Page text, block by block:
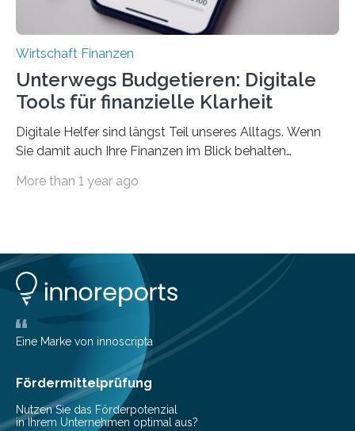
Wirtschaft Finanzen
Unterwegs Budgetieren: Digitale
Tools für finanzielle Klarheit
Digitale Helfer sind längst Teil unseres Alltags. Wenn
Sie damit auch Ihre Finanzen im Blick behalten
die genau das ermöglichen: Sie helfen Ihnen, Ausgaben
Lösungen interessieren. 1. Multibanking-Tools: Alle
Konten auf einen Blick Viele Banken bieten bereits in
ihrem Online-Banking eine Multibanking-Funktion an,
mit der sich Konten bei anderen Banken…
More than 1 year ago
Eine Marke von innoscripta
Fördermittelprüfung
Nutzen Sie das Förderpotenzial
in Ihrem Unternehmen optimal aus?